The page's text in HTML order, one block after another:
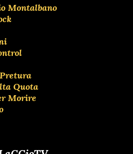
Montalbano
Quota
Morire